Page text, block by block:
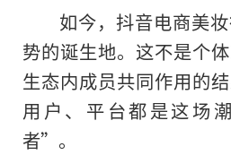
如今，抖音电商美
势的诞生地。这不是个
生态内成员共同作用的
用户、 平 台都是这场
者”。